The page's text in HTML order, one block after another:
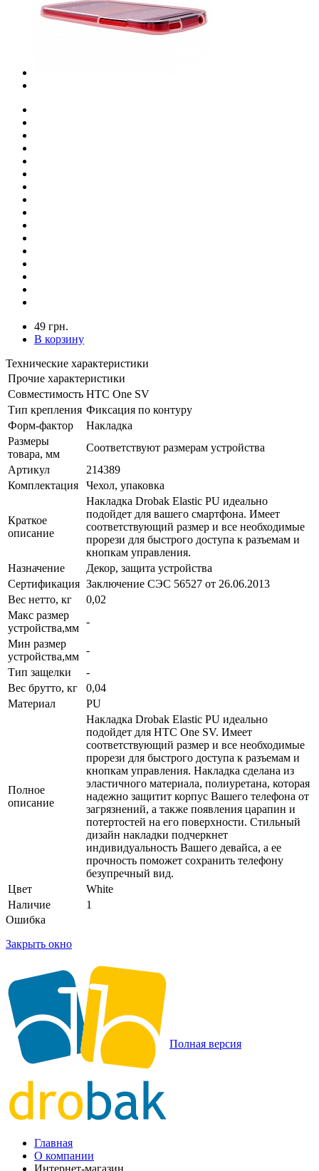
49 грн.
В корзину
Технические характеристики
Прочие характеристики
Совместимость HTC One SV
Тип крепления Фиксация по контуру
Форм-фактор
Накладка
Размеры
товара, мм
Соответствуют размерам устройства
Артикул
214389
Комплектация
Чехол, упаковка
Краткое
описание
Накладка Drobak Elastic PU идеально
подойдет для вашего смартфона. Имеет
соответствующий размер и все необходимые
прорези для быстрого доступа к разъемам и
кнопкам управления.
Назначение
Декор, защита устройства
Сертификация Заключение СЭС 56527 от 26.06.2013
Вес нетто, кг
0,02
Макс размер
устройства,мм
-
Мин размер
устройства,мм
-
Тип защелки
-
Вес брутто, кг
0,04
Материал
PU
Полное
описание
Накладка Drobak Elastic PU идеально
подойдет для HTC One SV. Имеет
соответствующий размер и все необходимые
прорези для быстрого доступа к разъемам и
кнопкам управления. Накладка сделана из
эластичного материала, полиуретана, которая
надежно защитит корпус Вашего телефона от
загрязнений, а также появления царапин и
потертостей на его поверхности. Стильный
дизайн накладки подчеркнет
индивидуальность Вашего девайса, а ее
прочность поможет сохранить телефону
безупречный вид.
Цвет
White
Наличие
1
Ошибка
Закрыть окно
Полная версия
Главная
О компании
Интернет-магазин